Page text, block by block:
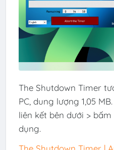
The Shutdown Timer
PC, dung lượng 1,05
liên kết bên dưới > bấm
dụng.